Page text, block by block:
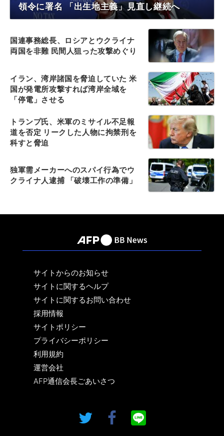
領令に署名 「出生地主義」見直し継続へ
国連事務総長、ロシアとウクライナ
両国を非難 民間人狙った攻撃めぐり
イラン、湾岸諸国を脅迫していた 米
国が発電所攻撃すれば湾岸全域を
「停電」させる
トランプ氏、米軍のミサイル不足報
道を否定 リークした人物に拘禁刑を
科すと脅迫
独軍需メーカーへのスパイ行為でウ
クライナ人逮捕 「破壊工作の準備」
サイトからのお知らせ
サイトに関するヘルプ
サイトに関するお問い合わせ
採用情報
サイトポリシー
プライバシーポリシー
利用規約
運営会社
AFP通信会長ごあいさつ